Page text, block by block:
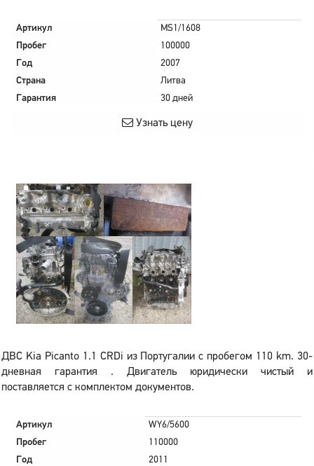
Артикул
MS1/1608
Пробег
100000
Год
2007
Страна
Литва
Гарантия
30 дней
Узнать цену
ДВС Kia Picanto 1.1 CRDi из Португалии с пробегом 110 km. 30-
дневная гарантия . Двигатель юридически чистый и
поставляется с комплектом документов.
Артикул
WY6/5600
Пробег
110000
Год
2011